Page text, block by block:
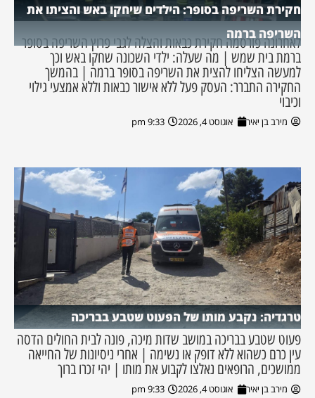
חקירת השריפה בסופר: הילדים שיחקו באש והציתו את
השריפה ברמה
לאחרונה פורסמה חקירת כבאות והצלה לגבי פרוץ השריפה בסופר
ברמת בית שמש | מה שעלה: ילדי השכונה שחקו באש וכך
למעשה הצליחו להצית את השריפה בסופר ברמה | בהמשך
החקירה התברר: העסק פעל ללא אישור כבאות וללא אמצעי גילוי
וכיבוי
מירב בן יאיר אוגוסט 4, 2026 9:33 pm
טרגדיה: נקבע מותו של הפעוט שטבע בבריכה
פעוט שטבע בבריכה במושב שדות מיכה, פונה לבית החולים הדסה
עין כרם כשהוא ללא דופק או נשימה | אחרי ניסיונות של החייאה
ממושכים, הרופאים נאלצו לקבוע את מותו | יהי זכרו ברוך
מירב בן יאיר אוגוסט 4, 2026 9:33 pm